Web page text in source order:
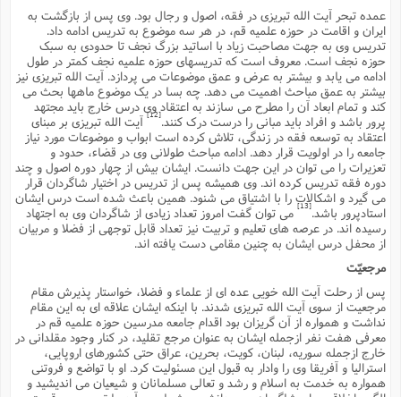
عمده تبحر آیت الله تبریزى در فقه، اصول و رجال بود. وى پس از بازگشت به
ایران و اقامت در حوزه علمیه قم، در هر سه موضوع به تدریس ادامه داد.
تدریس وى به جهت مصاحبت زیاد با اساتید بزرگ نجف تا حدودى به سبک
حوزه نجف است. معروف است که تدریسهاى حوزه علمیه نجف کمتر در طول
ادامه مى یابد و بیشتر به عرض و عمق موضوعات مى پردازد. آیت الله تبریزى نیز
بیشتر به عمق مباحث اهمیت مى دهد. چه بسا در یک موضوع ماهها بحث مى
کند و تمام ابعاد آن را مطرح مى سازند به اعتقاد وى درس خارج باید مجتهد
پرور باشد و افراد باید مبانى را درست درک کنند.
آیت الله تبریزى بر مبناى
اعتقاد به توسعه فقه در زندگى، تلاش کرده است ابواب و موضوعات مورد نیاز
جامعه را در اولویت قرار دهد. ادامه مباحث طولانى وى در قضاء، حدود و
تعزیرات را مى توان در این جهت دانست. ایشان بیش از چهار دوره اصول و چند
دوره فقه تدریس کرده اند. وى همیشه پس از تدریس در اختیار شاگردان قرار
مى گیرد و اشکالات را با اشتیاق مى شنود. همین باعث شده است درس ایشان
استادپرور باشد.
مى توان گفت امروز تعداد زیادى از شاگردان وى به اجتهاد
رسیده اند. در عرصه هاى تعلیم و تربیت نیز تعداد قابل توجهى از فضلا و مربیان
از محفل درس ایشان به چنین مقامى دست یافته اند.
مرجعیّت
پس از رحلت آیت الله خویى عده اى از علماء و فضلا، خواستار پذیرش مقام
مرجعیت از سوى آیت الله تبریزى شدند. با اینکه ایشان علاقه اى به این مقام
نداشت و همواره از آن گریزان بود اقدام جامعه مدرسین حوزه علمیه قم در
معرفى هفت نفر ازجمله ایشان به عنوان مرجع تقلید، در کنار وجود مقلدانى در
خارج ازجمله سوریه، لبنان، کویت، بحرین، عراق حتى کشورهاى اروپایى،
استرالیا و آفریقا وى را وادار به قبول این مسئولیت کرد. او با تواضع و فروتنى
همواره به خدمت به اسلام و رشد و تعالى مسلمانان و شیعیان مى اندیشید و